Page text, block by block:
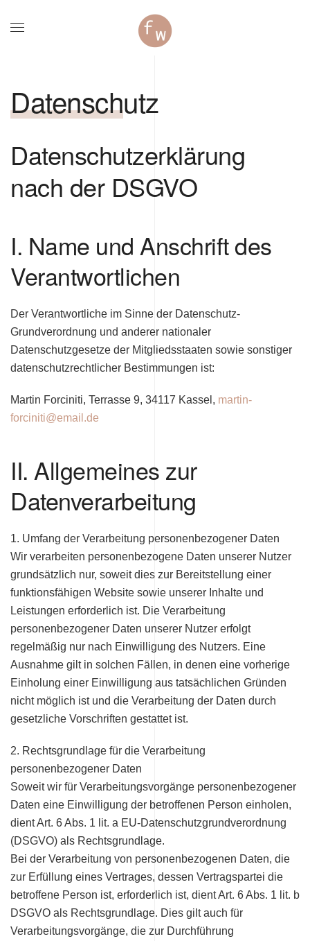
Zum Hauptinhalt springen
Datenschutz
Datenschutzerklärung
nach der DSGVO
I. Name und Anschrift des
Verantwortlichen
Der Verantwortliche im Sinne der Datenschutz-
Grundverordnung und anderer nationaler
Datenschutzgesetze der Mitgliedsstaaten sowie sonstiger
datenschutzrechtlicher Bestimmungen ist:
Martin Forciniti, Terrasse 9, 34117 Kassel, martin-
forciniti@email.de
II. Allgemeines zur
Datenverarbeitung
1. Umfang der Verarbeitung personenbezogener Daten
Wir verarbeiten personenbezogene Daten unserer Nutzer
grundsätzlich nur, soweit dies zur Bereitstellung einer
funktionsfähigen Website sowie unserer Inhalte und
Leistungen erforderlich ist. Die Verarbeitung
personenbezogener Daten unserer Nutzer erfolgt
regelmäßig nur nach Einwilligung des Nutzers. Eine
Ausnahme gilt in solchen Fällen, in denen eine vorherige
Einholung einer Einwilligung aus tatsächlichen Gründen
nicht möglich ist und die Verarbeitung der Daten durch
gesetzliche Vorschriften gestattet ist.
2. Rechtsgrundlage für die Verarbeitung
personenbezogener Daten
Soweit wir für Verarbeitungsvorgänge personenbezogener
Daten eine Einwilligung der betroffenen Person einholen,
dient Art. 6 Abs. 1 lit. a EU-Datenschutzgrundverordnung
(DSGVO) als Rechtsgrundlage.
Bei der Verarbeitung von personenbezogenen Daten, die
zur Erfüllung eines Vertrages, dessen Vertragspartei die
betroffene Person ist, erforderlich ist, dient Art. 6 Abs. 1 lit. b
DSGVO als Rechtsgrundlage. Dies gilt auch für
Verarbeitungsvorgänge, die zur Durchführung